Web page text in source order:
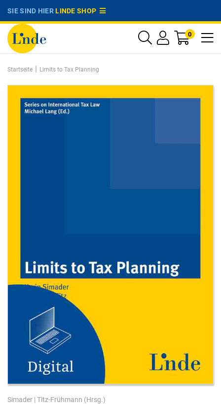
SIE SIND HIERLINDE SHOP
0
Startseite | Limits to Tax Planning
Simader | Titz-Frühmann (Hrsg.)